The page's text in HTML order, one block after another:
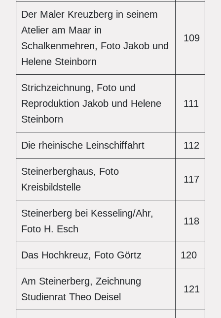
Der Maler Kreuzberg in seinem
Atelier am Maar in
Schalkenmehren, Foto Jakob und
Helene Steinborn
109
Strichzeichnung, Foto und
Reproduktion Jakob und Helene
Steinborn
111
Die rheinische Leinschiffahrt 112
Steinerberghaus, Foto
Kreisbildstelle
117
Steinerberg bei Kesseling/Ahr,
Foto H. Esch
118
Das Hochkreuz, Foto Görtz 120
Am Steinerberg, Zeichnung
Studienrat Theo Deisel
121